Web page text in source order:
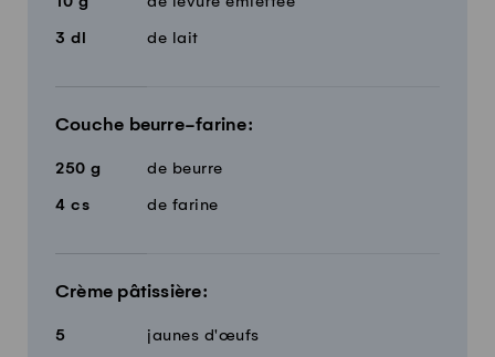
3 dl de lait
Couche beurre-farine:
250 g de beurre
4 cs de farine
Crème pâtissière:
5 jaunes d'œufs